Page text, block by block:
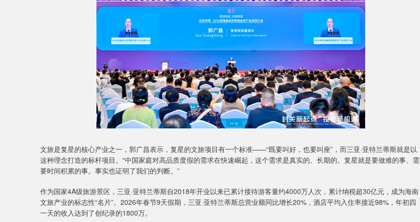
文旅是复星的核心产业之一，郭广昌表示，复星的文旅项目有一个标准——“既要叫好，也要叫座”，而三亚·亚特兰蒂斯就是以
这种理念打造的标杆项目。“中国家庭对高品质度假的需求在快速崛起，这个需求是真实的、长期的。复星就是要做难的事、需
要时间积累的事。事实也证明了我们的判断。”
作为国家4A级旅游景区，三亚·亚特兰蒂斯自2018年开业以来已累计接待游客量约4000万人次，累计纳税超30亿元，成为海南
文旅产业的标志性“名片”。2026年春节9天假期，三亚·亚特兰蒂斯总营业额同比增长20%，酒店平均入住率接近98%，年初四
一天的收入达到了创纪录的1800万。